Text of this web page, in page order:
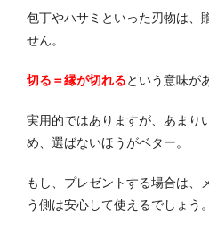
包丁やハサミといった刃物は、
せん。
切る＝縁が切れるという意味が
実用的ではありますが、あまり
め、選ばないほうがベター。
もし、プレゼントする場合は、
う側は安心して使えるでしょう。